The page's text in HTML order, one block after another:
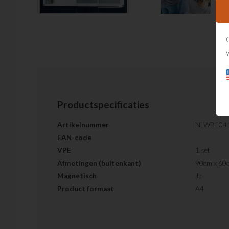
Productspecificaties
Artikelnummer
EAN-code
VPE
1 set
Afmetingen (buitenkant)
90cm x
Magnetisch
Ja
Product formaat
A4